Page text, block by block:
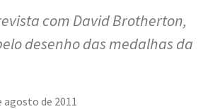
com David Brotherton,
desenho das medalhas da
agosto de 2011